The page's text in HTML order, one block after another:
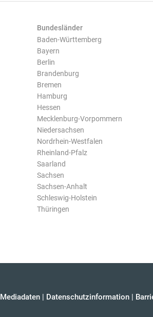
Bundesländer
Baden-Württemberg
Bayern
Berlin
Brandenburg
Bremen
Hamburg
Hessen
Mecklenburg-Vorpommern
Niedersachsen
Nordrhein-Westfalen
Rheinland-Pfalz
Saarland
Sachsen
Sachsen-Anhalt
Schleswig-Holstein
Thüringen
Mediadaten | Datenschutzinformation |